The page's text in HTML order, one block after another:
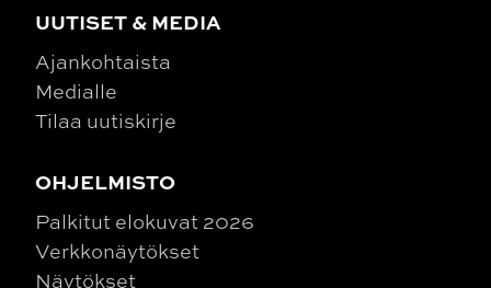
UUTISET & MEDIA
Ajankohtaista
Medialle
Tilaa uutiskirje
OHJELMISTO
Palkitut elokuvat 2026
Verkkonäytökset
Näytökset